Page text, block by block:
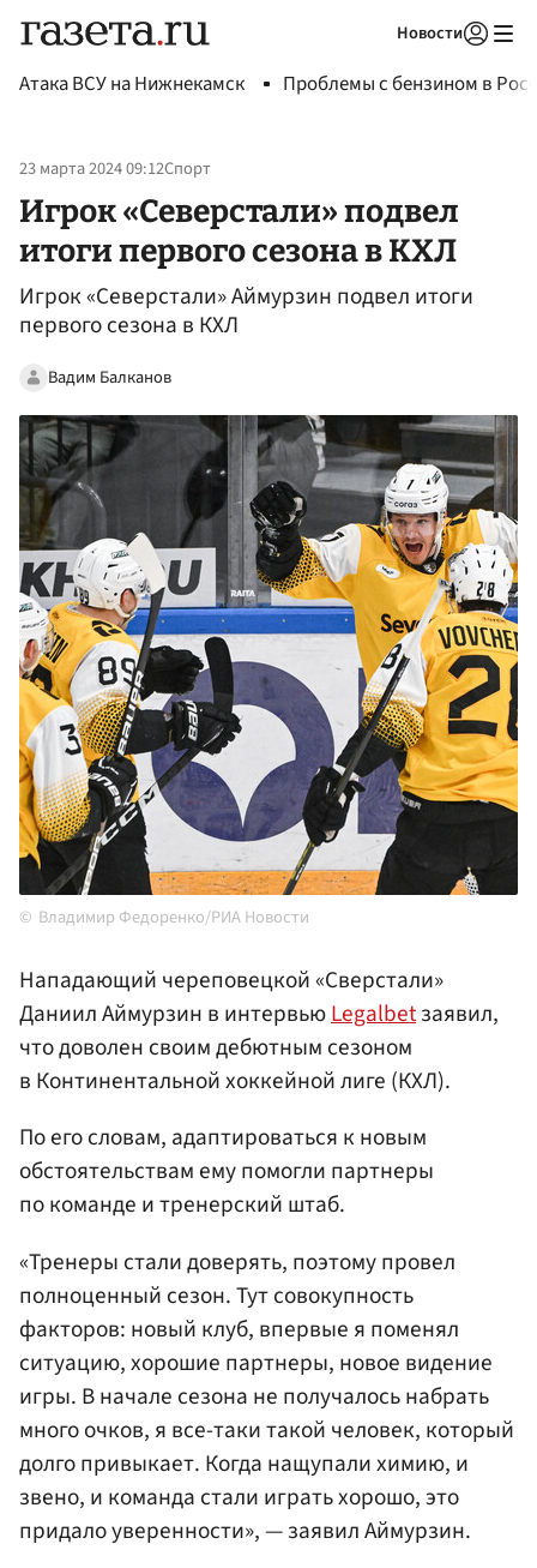
Новости
Атака ВСУ на Нижнекамск Проблемы с бензином в
23 марта 2024 09:12Спорт
Игрок «Северстали» подвел
итоги первого сезона в КХЛ
Игрок «Северстали» Аймурзин подвел итоги
первого сезона в КХЛ
Вадим Балканов
Владимир Федоренко/РИА Новости
Нападающий череповецкой «Сверстали»
Даниил Аймурзин в интервьюLegalbetзаявил,
что доволен своим дебютным сезоном
в Континентальной хоккейной лиге (КХЛ).
По его словам, адаптироваться к новым
обстоятельствам ему помогли партнеры
по команде и тренерский штаб.
«Тренеры стали доверять, поэтому провел
полноценный сезон. Тут совокупность
факторов: новый клуб, впервые я поменял
ситуацию, хорошие партнеры, новое видение
игры. В начале сезона не получалось набрать
много очков, я все-таки такой человек, который
долго привыкает. Когда нащупали химию, и
звено, и команда стали играть хорошо, это
придало уверенности», — заявил Аймурзин.